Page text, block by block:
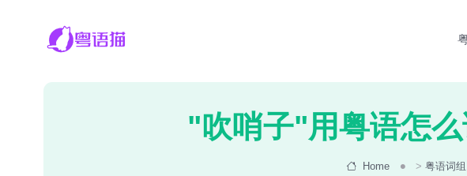
"吹哨子"用粤语怎
Home >粤语词组